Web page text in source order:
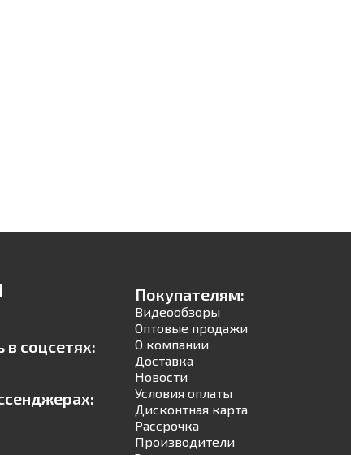
в соцсетях:
Покупателям:
Видеообзоры
Оптовые продажи
О компании
Доставка
Новости
Условия оплаты
Дисконтная карта
Рассрочка
Производители